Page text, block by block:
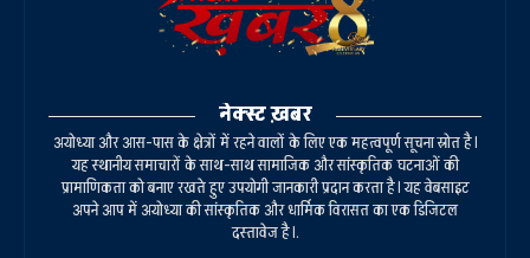
नेक्स्ट ख़बर
अयोध्या और आस-पास के क्षेत्रों में रहने वालों के लिए एक महत्वपूर्ण सूचना स्रोत है।
यह स्थानीय समाचारों के साथ-साथ सामाजिक और सांस्कृतिक घटनाओं की
प्रामाणिकता को बनाए रखते हुए उपयोगी जानकारी प्रदान करता है। यह वेबसाइट
अपने आप में अयोध्या की सांस्कृतिक और धार्मिक विरासत का एक डिजिटल
दस्तावेज है।.